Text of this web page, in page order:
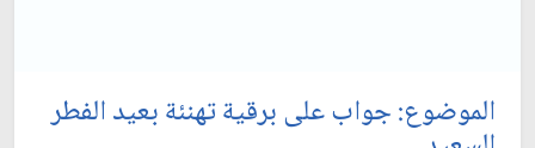
الموضوع: جواب على برقية تهنئة بعيد الفطر